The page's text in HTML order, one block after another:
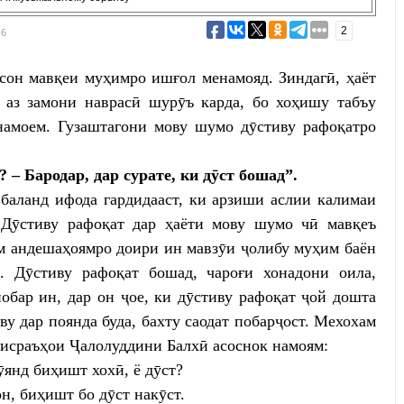
2
мавқеи муҳимро ишғол менамояд. Зиндагӣ, ҳаёт
замони наврасӣ шурӯъ карда, бо хоҳишу табъу
Гузаштагони мову шумо дӯстиву рафоқатро
– Бародар, дар сурате, ки дӯст бошад”.
ифода гардидааст, ки арзиши аслии калимаи
рафоқат дар ҳаёти мову шумо чӣ мавқеъ
андешаҳоямро доири ин мавзӯи ҷолибу муҳим баён
рафоқат бошад, чароғи хонадони оила,
ин, дар он ҷое, ки дӯстиву рафоқат ҷой дошта
дар поянда буда, бахту саодат побарҷост. Мехохам
Ҷалолуддини Балхӣ асоснок намоям:
биҳишт хохӣ, ё дӯст?
биҳишт бо дӯст накӯст.